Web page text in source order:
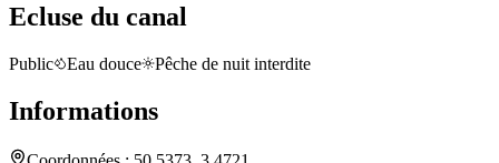
Ecluse du canal
Public Eau douce Pêche de nuit interdite
Informations